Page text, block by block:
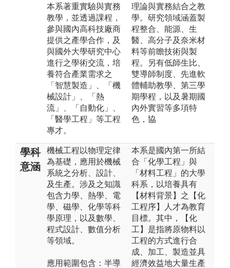
本系著重實驗與實務
教學，並透過課程，
參與國內高科技廠商
提供之產學合作，及
與國外大學研究中心
進行之學術交流，培
養符合產業需求之
「智慧製造」、「機
械設計」、「熱
流」、「自動化」、
「醫學工程」等工程
專才。
理論與實務結合之教
學。研究領域涵蓋製
程整合、能源、生
醫、高分子及奈米材
料等前瞻技術與製
程。另有低師生比、
雙導師制度、先進軟
體輔助教學、第三學
期學程，以及暑期國
內外實習等多項特
色，協
學科
意涵
機械工程以物理定律
為基礎，應用於機械
系統之分析、設計、
及生產。涉及之知識
包含力學、熱學、電
學、磁學、化學等科
學原理，以及數學、
程式設計、數值分析
等領域。
應用範圍包含：半導
本系是國內第一所結
合「化學工程」與
「材料工程」的大學
科系，以培養具有
【材料背景】之【化
工程序】人才為教育
目標。其中，【化
工】是指將原物料以
工程的方式進行合
成、加工、製造並具
經濟效益地大量生產